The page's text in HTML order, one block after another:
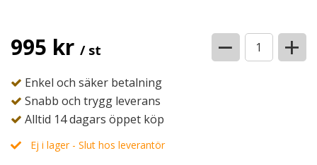
995 kr / st − +
Enkel och säker betalning
Snabb och trygg leverans
Alltid 14 dagars öppet köp
Ej i lager - Slut hos leverantör